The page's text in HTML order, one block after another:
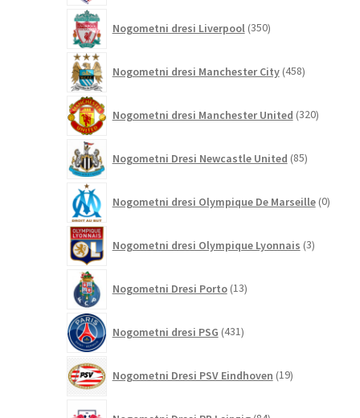
Nogometni dresi Liverpool 350izdelkov
Nogometni dresi Manchester City 458izdelkov
Nogometni dresi Manchester United 320izdelkov
Nogometni Dresi Newcastle United 85izdelkov
Nogometni dresi Olympique De Marseille 0
Nogometni dresi Olympique Lyonnais 3izdelki
Nogometni Dresi Porto 13izdelkov
Nogometni dresi PSG 431izdelkov
Nogometni Dresi PSV Eindhoven 19izdelkov